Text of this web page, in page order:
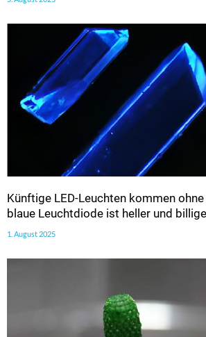
Künftige LED-Leuchten kommen
blaue Leuchtdiode ist heller und
1. August 2025